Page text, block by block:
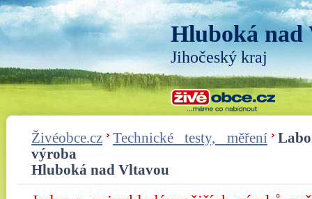
Hluboká nad
Jihočeský kraj
Živéobce.cz Technické testy, měření
výroba
Hluboká nad Vltavou